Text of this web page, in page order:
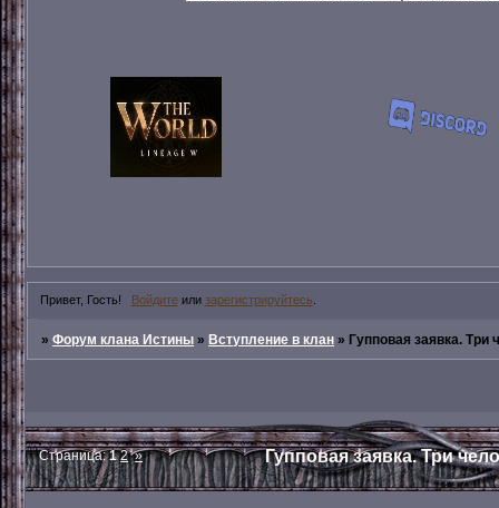
Привет, Гость! Войдитеили зарегистрируйтесь
»Форум клана Истины »Вступление в клан »Гупповая заявка. Три
Гупповая заявка. Три
Страница:1 2 »